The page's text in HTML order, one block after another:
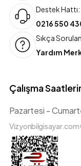
Destek Hattı:
0216 550
Sıkça
Yardım
Çalışma
Pazartesi -
Vizyonbilgisayar.com